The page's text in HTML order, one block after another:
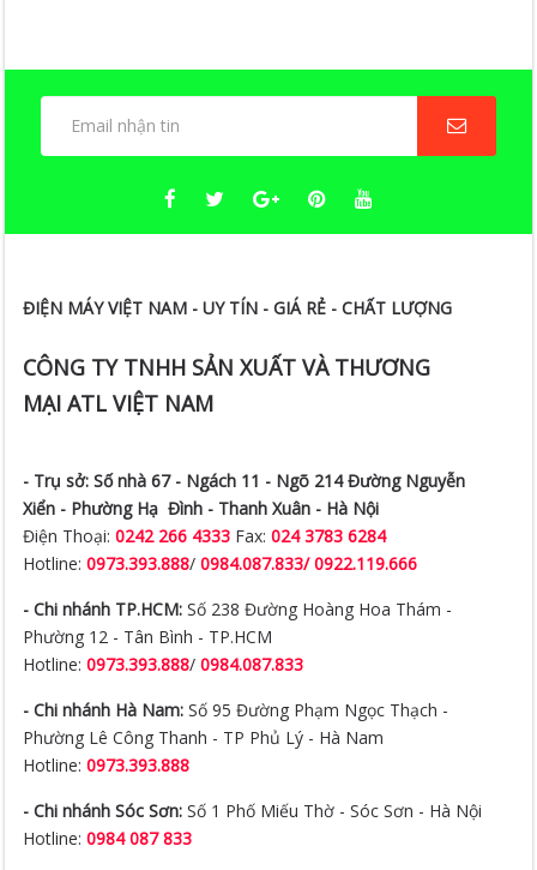
ĐIỆN MÁY VIỆT NAM - UY TÍN - GIÁ RẺ - CHẤT LƯỢNG
CÔNG TY TNHH SẢN XUẤT VÀ THƯƠNG
MẠI ATL VIỆT NAM
- Trụ sở: Số nhà 67 - Ngách 11 - Ngõ 214 Đường Nguyễn
Xiển - Phường Hạ Đình - Thanh Xuân - Hà Nội
Điện Thoại:0242 266 4333 Fax:024 3783 6284
Hotline:0973.393.888/0984.087.833/ 0922.119.666
- Chi nhánh TP.HCM: Số 238 Đường Hoàng Hoa Thám -
Phường 12 - Tân Bình - TP.HCM
Hotline:0973.393.888/0984.087.833
- Chi nhánh Hà Nam: Số 95 Đường Phạm Ngọc Thạch -
Phường Lê Công Thanh - TP Phủ Lý - Hà Nam
Hotline:0973.393.888
- Chi nhánh Sóc Sơn: Số 1 Phố Miếu Thờ - Sóc Sơn - Hà Nội
Hotline:0984 087 833